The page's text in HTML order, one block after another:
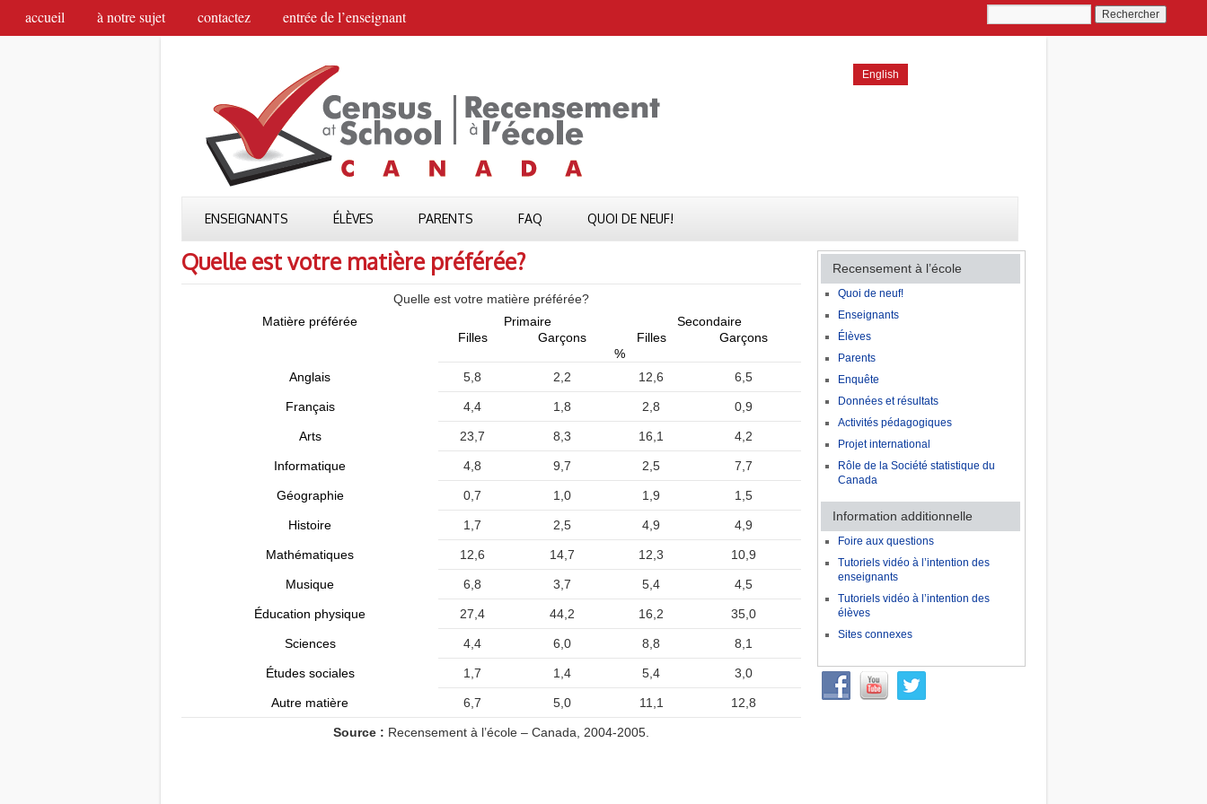
accueil à notre sujet contactez entrée de l’enseignant
English
ENSEIGNANTS ÉLÈVES PARENTS FAQ QUOI DE NEUF!
Quelle est votre matière préférée?
Quelle est votre matière préférée?
Matière préférée
Primaire
Secondaire
Filles
Garçons Filles
Garçons
%
Anglais
5,8 2,2 12,6 6,5
Français 4,4 1,8 2,8 0,9
Arts 23,7 8,3 16,1 4,2
Informatique 4,8 9,7 2,5 7,7
Géographie 0,7 1,0 1,9 1,5
Histoire 1,7 2,5 4,9 4,9
Mathématiques 12,6 14,7 12,3 10,9
Musique 6,8 3,7 5,4 4,5
Éducation physique 27,4 44,2 16,2 35,0
Sciences 4,4 6,0 8,8 8,1
Études sociales 1,7 1,4 5,4 3,0
Autre matière 6,7 5,0 11,1 12,8
Source : Recensement à l’école – Canada, 2004-2005.
Recensement à l’école
Quoi de neuf!
Enseignants
Élèves
Parents
Enquête
Données et résultats
Activités pédagogiques
Projet international
Rôle de la Société statistique du
Canada
Information additionnelle
Foire aux questions
Tutoriels vidéo à l’intention des
enseignants
Tutoriels vidéo à l’intention des
élèves
Sites connexes